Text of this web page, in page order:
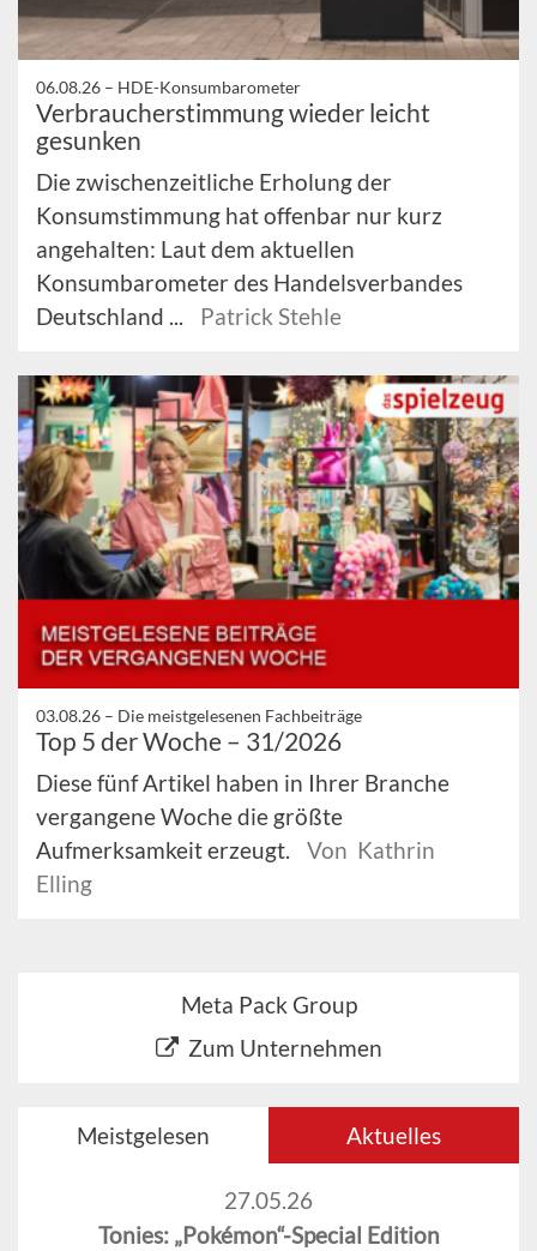
06.08.26 – HDE-Konsumbarometer
Verbraucherstimmung wieder leicht
gesunken
Die zwischenzeitliche Erholung der
Konsumstimmung hat offenbar nur kurz
angehalten: Laut dem aktuellen
Konsumbarometer des Handelsverbandes
Deutschland ...
Patrick Stehle
03.08.26 – Die meistgelesenen Fachbeiträge
Top 5 der Woche – 31/2026
Diese fünf Artikel haben in Ihrer Branche
vergangene Woche die größte
Aufmerksamkeit erzeugt.
Von Kathrin
Elling
Meta Pack Group
Zum Unternehmen
Meistgelesen Aktuelles
27.05.26
Tonies: „Pokémon“-Special Edition